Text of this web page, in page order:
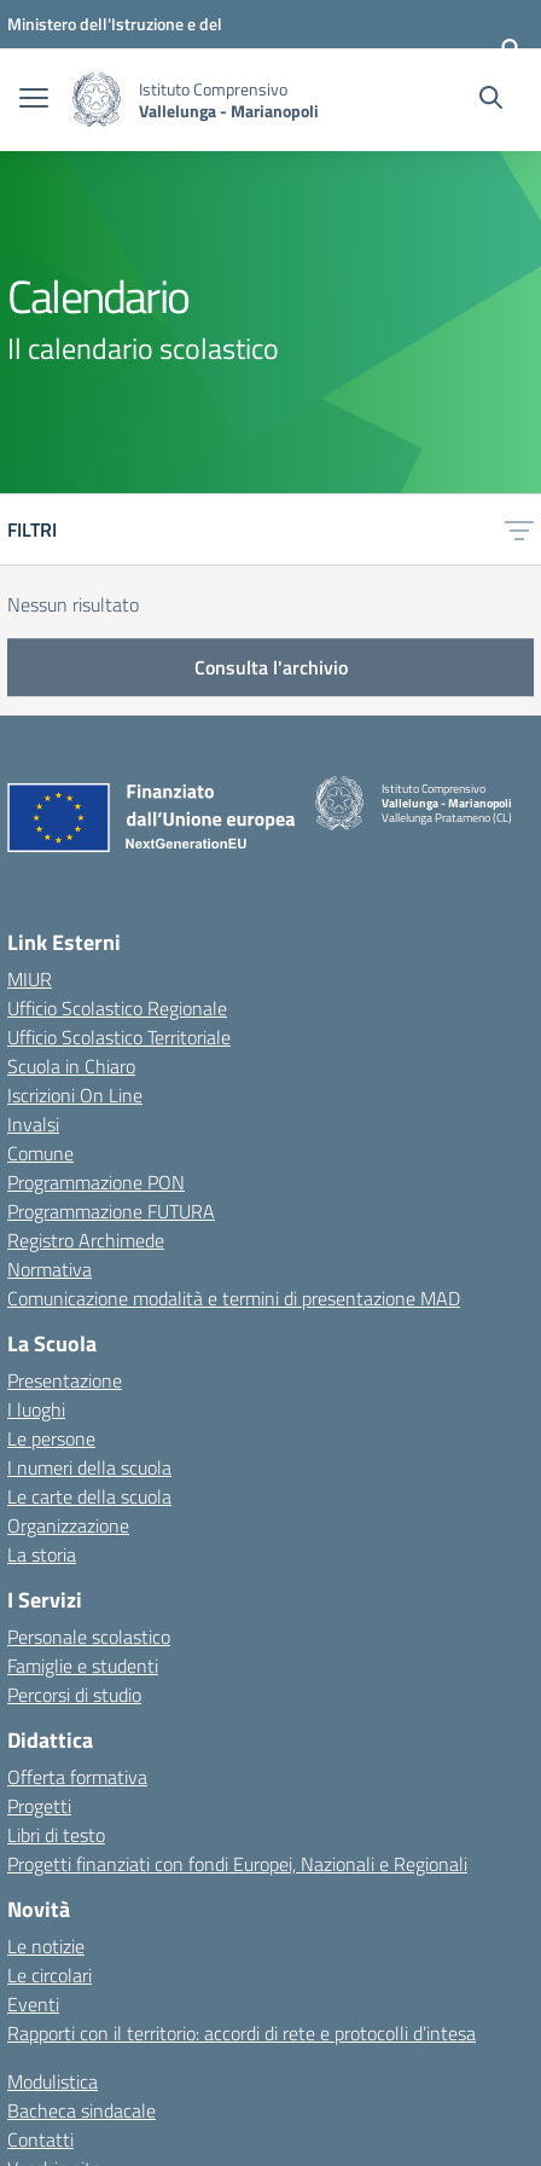
Vai ai contenuti
Vai al menu di navigazione
Vai al footer
Ministero dell'Istruzione e del
Istituto Comprensivo
Vallelunga - Marianopoli
Calendario
Il calendario scolastico
FILTRI
Nessun risultato
Consulta l'archivio
Istituto Comprensivo
Vallelunga - Marianopoli
Vallelunga Pratameno (CL)
Link Esterni
MIUR
Ufficio Scolastico Regionale
Ufficio Scolastico Territoriale
Scuola in Chiaro
Iscrizioni On Line
Invalsi
Comune
Programmazione PON
Programmazione FUTURA
Registro Archimede
Normativa
Comunicazione modalità e termini di presentazione MAD
La Scuola
Presentazione
I luoghi
Le persone
I numeri della scuola
Le carte della scuola
Organizzazione
La storia
I Servizi
Personale scolastico
Famiglie e studenti
Percorsi di studio
Didattica
Offerta formativa
Progetti
Libri di testo
Progetti finanziati con fondi Europei, Nazionali e Regionali
Novità
Le notizie
Le circolari
Eventi
Rapporti con il territorio: accordi di rete e protocolli d’intesa
Modulistica
Bacheca sindacale
Contatti